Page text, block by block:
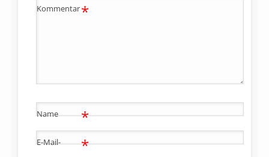
Kommentar*
Name *
E-Mail-
*